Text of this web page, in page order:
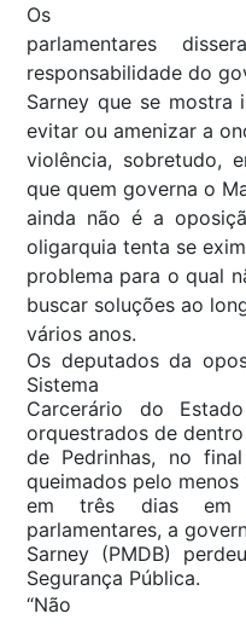
Os
parlamentares
responsabilidade do
Sarney que se mostra
evitar ou amenizar a
violência, sobretudo,
que quem governa o
ainda não é a
oligarquia tenta se
problema para o qual
buscar soluções ao
vários anos.
Os deputados da
Sistema
Carcerário do
orquestrados de
de Pedrinhas, no
queimados pelo menos
em três dias em
parlamentares, a
Sarney (PMDB)
Segurança Pública.
“Não